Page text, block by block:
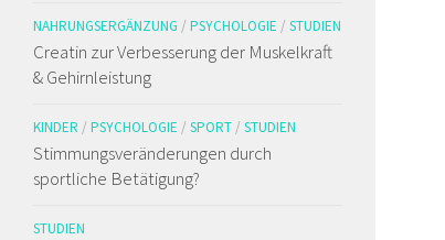
NAHRUNGSERGÄNZUNG / PSYCHOLOGIE / STUDIEN
Creatin zur Verbesserung der Muskelkraft
& Gehirnleistung
KINDER / PSYCHOLOGIE / SPORT / STUDIEN
Stimmungsveränderungen durch
sportliche Betätigung?
STUDIEN